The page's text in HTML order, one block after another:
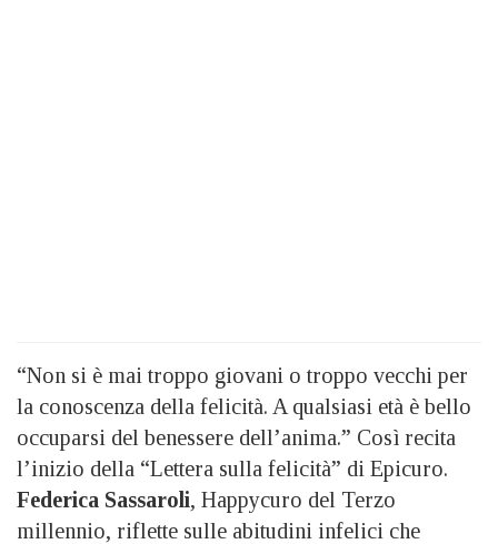
“Non si è mai troppo giovani o troppo vecchi per
la conoscenza della felicità. A qualsiasi età è bello
occuparsi del benessere dell’anima.” Così recita
l’inizio della “Lettera sulla felicità” di Epicuro.
Federica Sassaroli, Happycuro del Terzo
millennio, riflette sulle abitudini infelici che